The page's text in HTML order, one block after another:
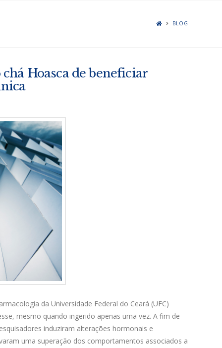
BLOG
Hoasca de beneficiar
da Universidade Federal do Ceará (UFC)
mesmo quando ingerido apenas uma vez. A fim de
induziram alterações hormonais e
uma superação dos comportamentos associados a